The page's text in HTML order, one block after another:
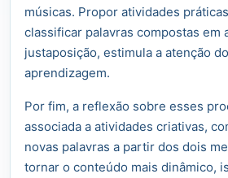
músicas. Propor atividades
classificar palavras compostas em
justaposição, estimula a atenção
aprendizagem.
Por fim, a reflexão sobre esses
associada a atividades criativas,
novas palavras a partir dos dois
tornar o conteúdo mais dinâmico,